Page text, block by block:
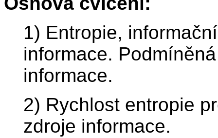
1) Entropie,
informace.
informace.
2) Rychlost entropie
zdroje informace.